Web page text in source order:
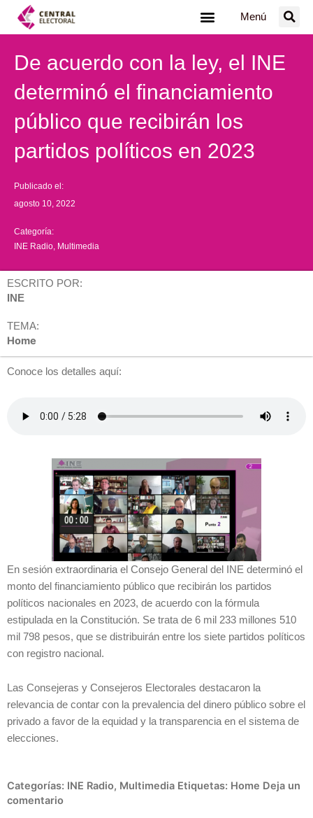
Menú
De acuerdo con la ley, el INE
determinó el financiamiento
público que recibirán los
partidos políticos en 2023
Publicado el:
agosto 10, 2022
Categoría:
INE Radio Multimedia
ESCRITO POR:
INE
TEMA:
Home
Conoce los detalles aquí:
En sesión extraordinaria el Consejo General del INE determinó el
monto del financiamiento público que recibirán los partidos
políticos nacionales en 2023, de acuerdo con la fórmula
estipulada en la Constitución. Se trata de 6 mil 233 millones 510
mil 798 pesos, que se distribuirán entre los siete partidos políticos
con registro nacional.
Las Consejeras y Consejeros Electorales destacaron la
relevancia de contar con la prevalencia del dinero público sobre el
privado a favor de la equidad y la transparencia en el sistema de
elecciones.
Categorías: INE Radio, Multimedia Etiquetas: Home Deja un
comentario